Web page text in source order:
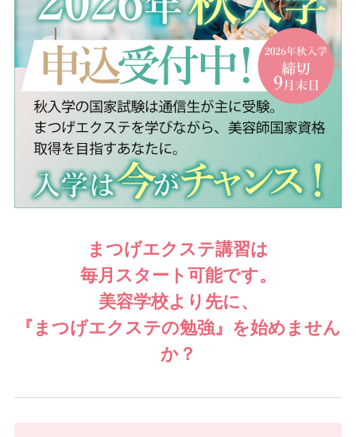
まつげエクステ講習は
毎月スタート可能です。
美容学校より先に、
『まつげエクステの勉強』 を始めません
か？